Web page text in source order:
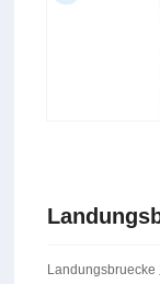
Landungsbruecke